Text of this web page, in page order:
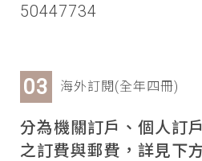
50447734
海外訂閱(全年四冊)
分為機關訂戶、個人訂
之訂費與郵費，詳見下